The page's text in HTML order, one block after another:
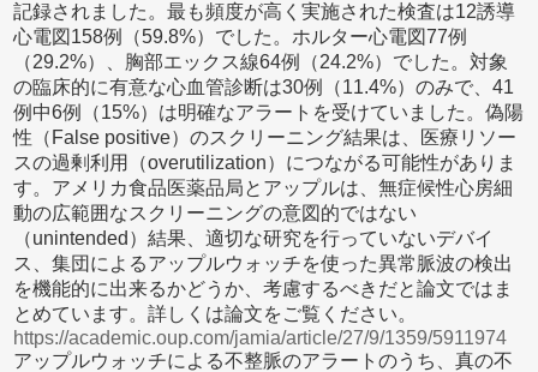
記録されました。最も頻度が高く実施された検査は12誘導
心電図158例（59.8%）でした。ホルター心電図77例
（29.2%）、胸部エックス線64例（24.2%）でした。対象
の臨床的に有意な心血管診断は30例（11.4%）のみで、41
例中6例（15%）は明確なアラートを受けていました。偽陽
性（False positive）のスクリーニング結果は、医療リソー
スの過剰利用（overutilization）につながる可能性がありま
す。アメリカ食品医薬品局とアップルは、無症候性心房細
動の広範囲なスクリーニングの意図的ではない
（unintended）結果、適切な研究を行っていないデバイ
ス、集団によるアップルウォッチを使った異常脈波の検出
を機能的に出来るかどうか、考慮するべきだと論文ではま
とめています。詳しくは論文をご覧ください。
https://academic.oup.com/jamia/article/27/9/1359/5911974
アップルウォッチによる不整脈のアラートのうち、真の不